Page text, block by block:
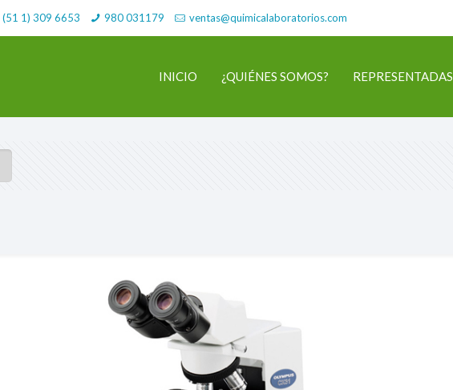
(51 1) 309 6653 980 031179 ventas@quimicalaboratorios.com
INICIO ¿QUIÉNES SOMOS? REPRESENTADAS